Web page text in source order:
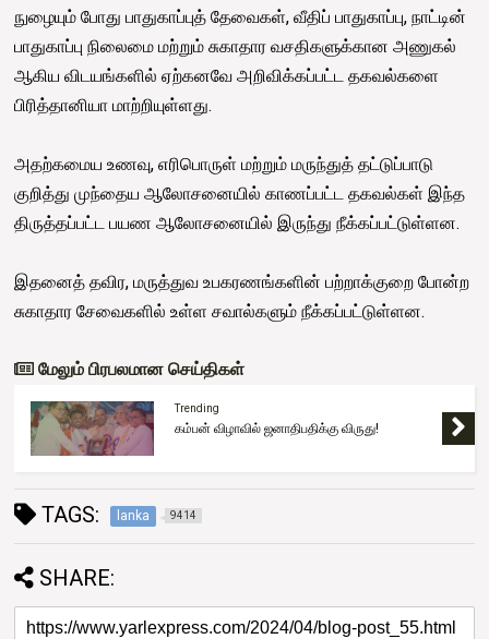
நுழையும் போது பாதுகாப்புத் தேவைகள், வீதிப் பாதுகாப்பு, நாட்டின்
பாதுகாப்பு நிலைமை மற்றும் சுகாதார வசதிகளுக்கான அணுகல்
ஆகிய விடயங்களில் ஏற்கனவே அறிவிக்கப்பட்ட தகவல்களை
பிரித்தானியா மாற்றியுள்ளது.
அதற்கமைய உணவு, எரிபொருள் மற்றும் மருந்துத் தட்டுப்பாடு
குறித்து முந்தைய ஆலோசனையில் காணப்பட்ட தகவல்கள் இந்த
திருத்தப்பட்ட பயண ஆலோசனையில் இருந்து நீக்கப்பட்டுள்ளன.
இதனைத் தவிர, மருத்துவ உபகரணங்களின் பற்றாக்குறை போன்ற
சுகாதார சேவைகளில் உள்ள சவால்களும் நீக்கப்பட்டுள்ளன.
மேலும் பிரபலமான செய்திகள்
Trending
கம்பன் விழாவில் ஜனாதிபதிக்கு விருது!
TAGS: lanka 9414
SHARE: